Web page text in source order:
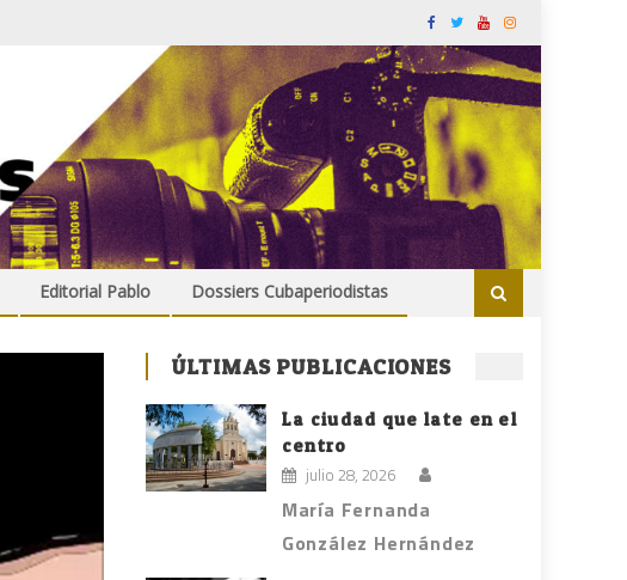
Editorial Pablo Dossiers Cubaperiodistas
ÚLTIMAS PUBLICACIONES
La ciudad que late en el
centro
julio 28, 2026
María Fernanda
González Hernández